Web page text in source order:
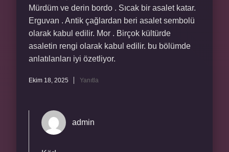
Mürdüm ve derin bordo . Sıcak bir asalet katar.
Erguvan . Antik çağlardan beri asalet sembolü
olarak kabul edilir. Mor . Birçok kültürde
asaletin rengi olarak kabul edilir. bu bölümde
anlatılanları iyi özetliyor.
Ekim 18, 2025 Yanıtla
admin